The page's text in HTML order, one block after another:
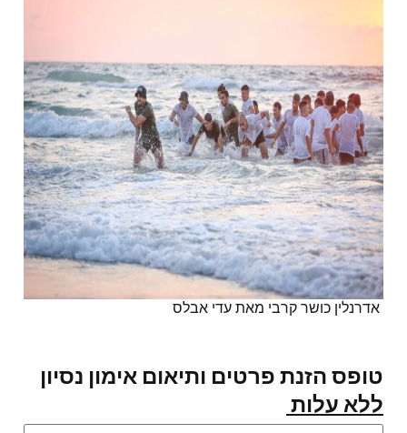
אדרנלין כושר קרבי מאת עדי אבלס
טופס הזנת פרטים ותיאום אימון נסיון
ללא עלות